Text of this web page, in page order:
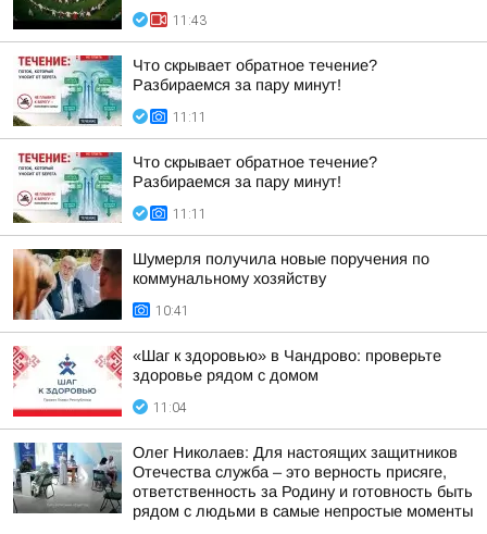
11:43
Что скрывает обратное течение?
Разбираемся за пару минут!
11:11
Что скрывает обратное течение?
Разбираемся за пару минут!
11:11
Шумерля получила новые поручения по
коммунальному хозяйству
10:41
«Шаг к здоровью» в Чандрово: проверьте
здоровье рядом с домом
11:04
Олег Николаев: Для настоящих защитников
Отечества служба – это верность присяге,
ответственность за Родину и готовность быть
рядом с людьми в самые непростые моменты